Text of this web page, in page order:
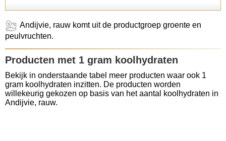
Andijvie, rauw komt uit de productgroep groente en
peulvruchten.
Producten met 1 gram koolhydraten
Bekijk in onderstaande tabel meer producten waar ook 1
gram koolhydraten inzitten. De producten worden
willekeurig gekozen op basis van het aantal koolhydraten in
Andijvie, rauw.